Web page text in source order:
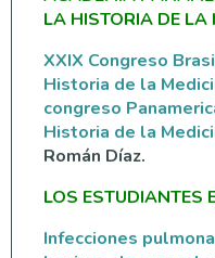
LA HISTORIA DE LA
XXIX Congreso
Historia de la
congreso
Historia de la
Román Díaz.
LOS ESTUDIANTES
Infecciones